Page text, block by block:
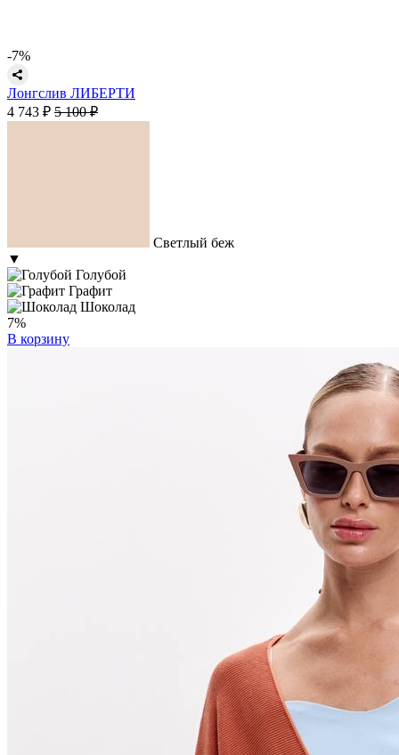
-7%
Лонгслив ЛИБЕРТИ
4 743 ₽ 5 100 ₽
Светлый беж
▼
Голубой
Графит
Шоколад
7%
В корзину